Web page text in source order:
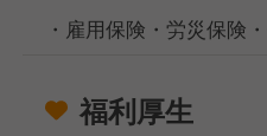
・雇用保険・労災保険
福利厚生